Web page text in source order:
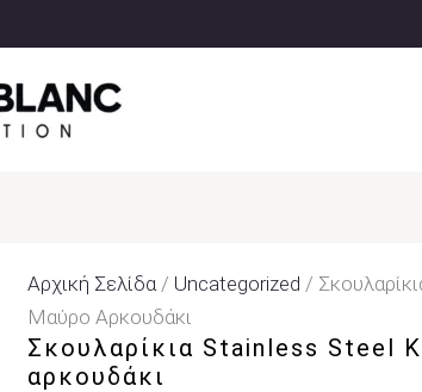
Αρχική Σελίδα/ Uncategorized /
Μαύρο Αρκουδάκι
Σκουλαρίκια Stainless Steel
αρκουδάκι
Stainless
Steel
Κρίκοι